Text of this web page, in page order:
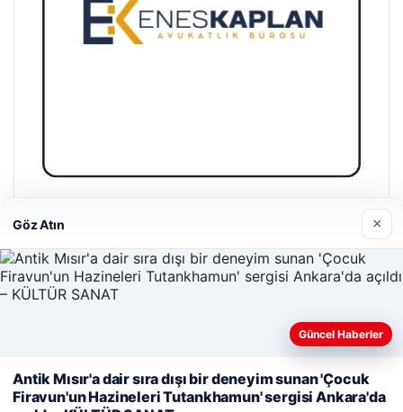
Enes Kaplan Avukatlık Bürosu
© 2026 Haber Köşesi – Güncel Haberler
deneyiminizi kişiselleştirmek ve geliştirmek amacıyla çerezler
kullanıyoruz.Çerez Politikamız
Göz Atın ×
Güncel Haberler
Antik Mısır'a dair sıra dışı bir deneyim sunan 'Çocuk
Firavun'un Hazineleri Tutankhamun' sergisi Ankara'da